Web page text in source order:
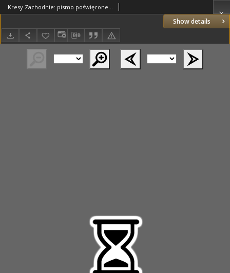
Show details
Kresy Zachodnie: pismo poświęcone obronie interesów narodowych na zachodnich ziemiach Polski 1927.11.06 R.5 Nr255